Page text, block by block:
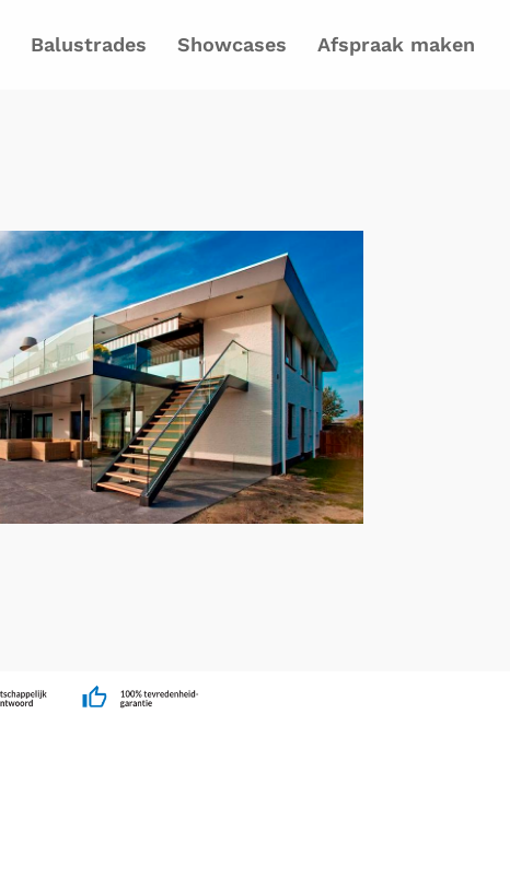
Balustrades Showcases Afspraak maken